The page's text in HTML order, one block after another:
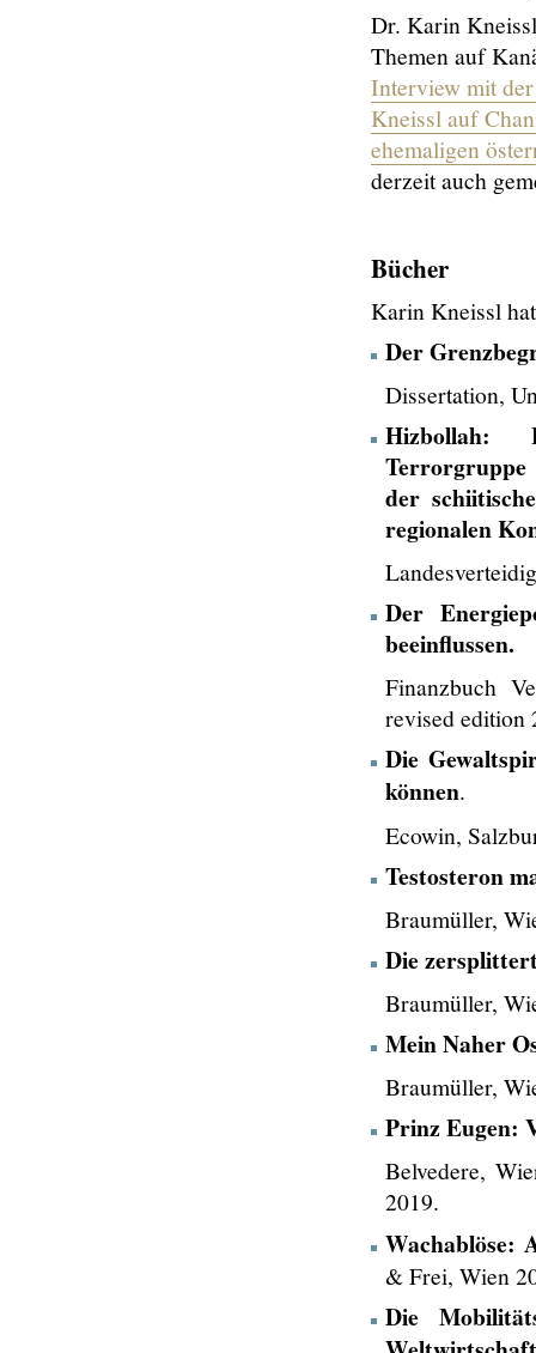
Dr. Karin
Themen auf
Interview mit
Kneissl auf
ehemaligen
derzeit auch
Bücher
Karin Kneissl
Der
Dissertation,
Hizbollah:
Terrorgruppe
der
regionalen
Der
beeinflussen.
Finanzbuch
revised edition
Die
können.
Ecowin,
Testosteron
Braumüller,
Die
Braumüller,
Mein Naher
Braumüller,
Prinz Eugen:
Belvedere,
2019.
Wachablöse:
& Frei, Wien
Die